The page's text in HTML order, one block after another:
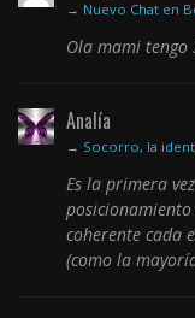
→ Nuevo Chat en
Ola mami tengo
Analía
→ Socorro, la
Es la primera
coherente cada
(como la